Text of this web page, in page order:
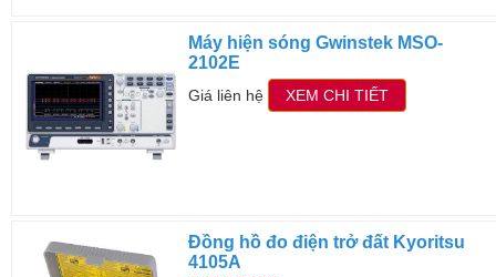
Máy hiện sóng Gwinstek MSO-
2102E
Giá liên hệ XEM CHI TIẾT
Đồng hồ đo điện trở đất Kyoritsu
4105A